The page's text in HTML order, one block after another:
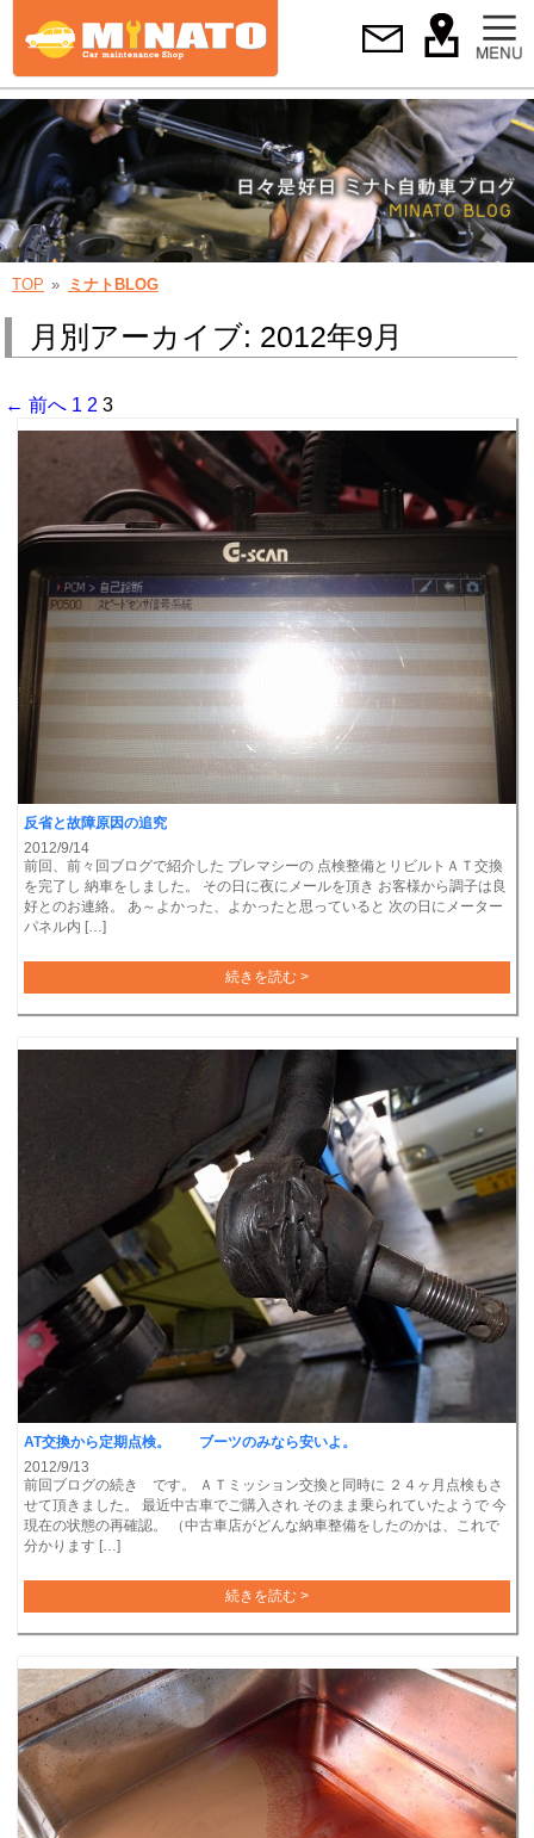
TOP ミナトBLOG
月別アーカイブ: 2012年9月
← 前へ 1 2 3
反省と故障原因の追究
2012/9/14
前回、前々回ブログで紹介した プレマシーの 点検整備とリビルトＡＴ交換
を完了し 納車をしました。 その日に夜にメールを頂き お客様から調子は良
好とのお連絡。 あ～よかった、よかったと思っていると 次の日にメーター
パネル内 […]
続きを読む >
AT交換から定期点検。 ブーツのみなら安いよ。
2012/9/13
前回ブログの続き です。 ＡＴミッション交換と同時に ２４ヶ月点検もさ
せて頂きました。 最近中古車でご購入され そのまま乗られていたようで 今
現在の状態の再確認。 （中古車店がどんな納車整備をしたのかは、これで
分かります […]
続きを読む >